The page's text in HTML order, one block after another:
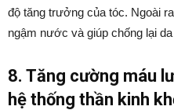
độ tăng trưởng của tóc. Ngoài
ngậm nước và giúp chống lại
8. Tăng cường máu
hệ thống thần kinh